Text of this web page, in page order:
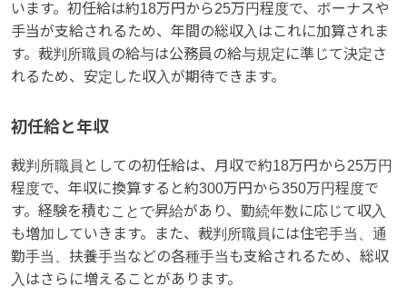
います。初任給は約18万円から25万円程度で、ボーナスや
手当が支給されるため、年間の総収入はこれに加算されま
す。裁判所職員の給与は公務員の給与規定に準じて決定さ
れるため、安定した収入が期待できます。
初任給と年収
裁判所職員としての初任給は、月収で約18万円から25万円
程度で、年収に換算すると約300万円から350万円程度で
す。経験を積むことで昇給があり、勤続年数に応じて収入
も増加していきます。また、裁判所職員には住宅手当、通
勤手当、扶養手当などの各種手当も支給されるため、総収
入はさらに増えることがあります。